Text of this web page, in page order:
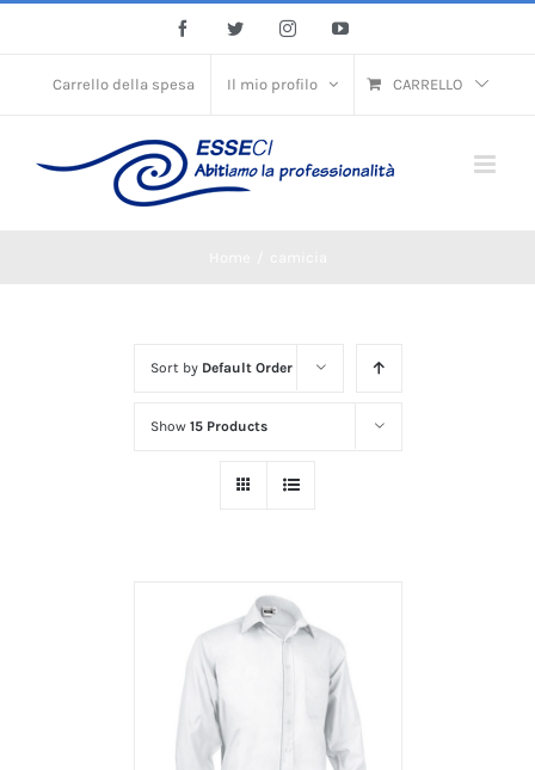
content
FacebookTwitter InstagramYouTube
Carrello della spesa Il mio profilo CARRELLO
Sort by Default Order
Show 15 Products